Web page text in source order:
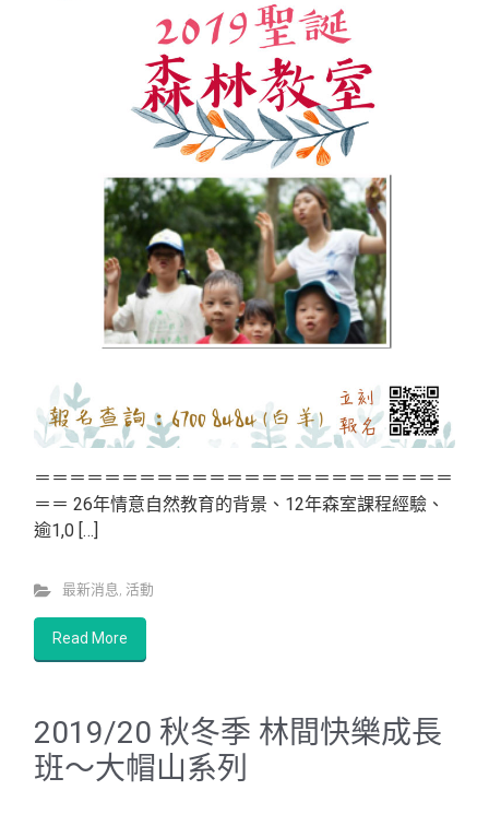
＝＝＝＝＝＝＝＝＝＝＝＝＝＝＝＝＝＝＝＝＝＝＝＝
＝＝ 26年情意自然教育的背景、12年森室課程經驗、
逾1,0 […]
最新消息, 活動
Read More
2019/20 秋冬季 林間快樂成長
班～大帽山系列